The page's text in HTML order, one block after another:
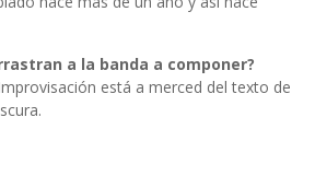
a la banda a componer?
está a merced del texto de